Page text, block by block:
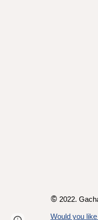
© 2022.
Would you